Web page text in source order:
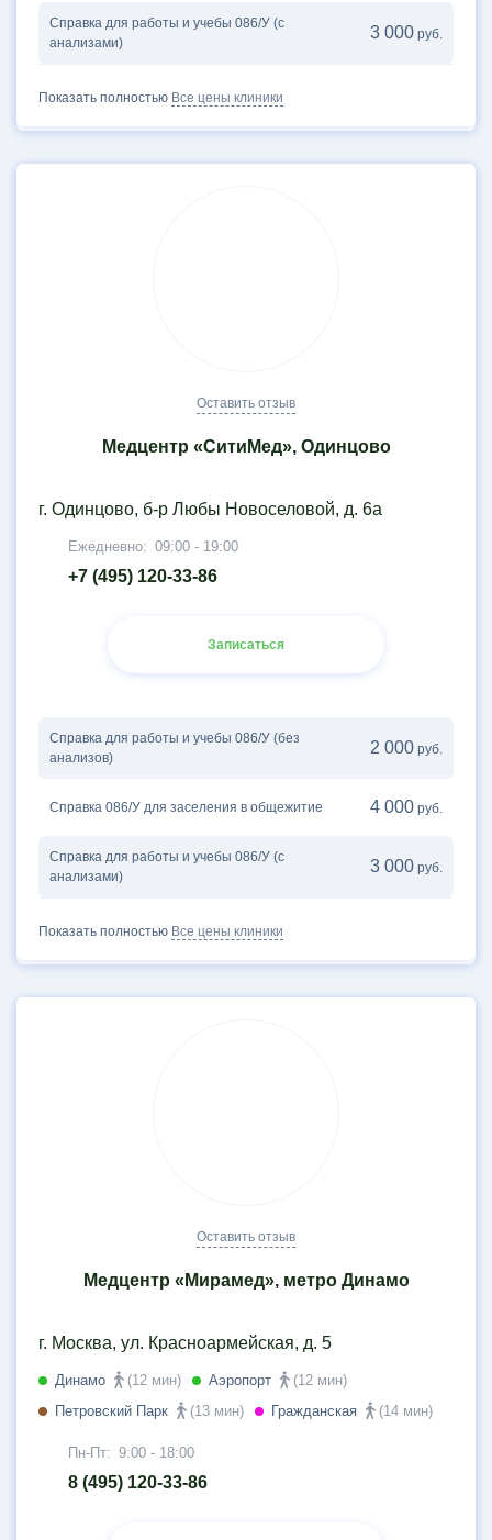
Справка для работы и учебы 086/У (с
анализами)
3 000 руб.
Показать полностью Все цены клиники
Оставить отзыв
Медцентр «СитиМед», Одинцово
г. Одинцово, б-р Любы Новоселовой, д. 6а
Ежедневно: 09:00 - 19:00
+7 (495) 120-33-86
Записаться
Справка для работы и учебы 086/У (без
анализов)
2 000 руб.
Справка 086/У для заселения в общежитие 4 000 руб.
Справка для работы и учебы 086/У (с
анализами)
3 000 руб.
Показать полностью Все цены клиники
Оставить отзыв
Медцентр «Мирамед», метро Динамо
г. Москва, ул. Красноармейская, д. 5
Динамо (12 мин) Аэропорт
(12 мин)
Петровский Парк
(13 мин) Гражданская (14 мин)
Пн-Пт: 9:00 - 18:00
8 (495) 120-33-86